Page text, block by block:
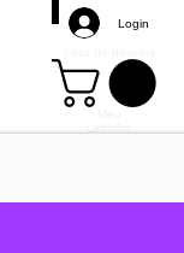
Login